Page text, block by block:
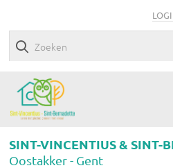
SINT-VINCENTIUS & SINT-
Oostakker - Gent